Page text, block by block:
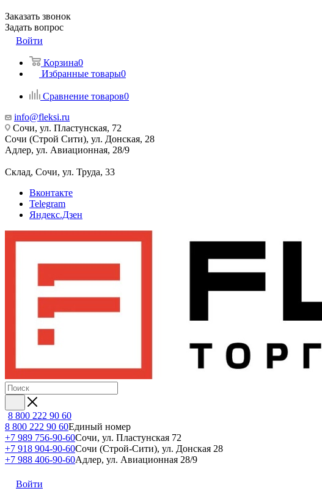
Заказать звонок
Задать вопрос
Войти
Корзина0
Избранные товары0
Сравнение товаров0
info@fleksi.ru
Сочи, ул. Пластунская, 72
Сочи (Строй Сити), ул. Донская, 28
Адлер, ул. Авиационная, 28/9
Склад, Сочи, ул. Труда, 33
Вконтакте
Telegram
Яндекс.Дзен
8 800 222 90 60
8 800 222 90 60Единый номер
+7 989 756-90-60Сочи, ул. Пластунская 72
+7 918 904-90-60Сочи (Строй-Сити), ул. Донская 28
+7 988 406-90-60Адлер, ул. Авиационная 28/9
Войти